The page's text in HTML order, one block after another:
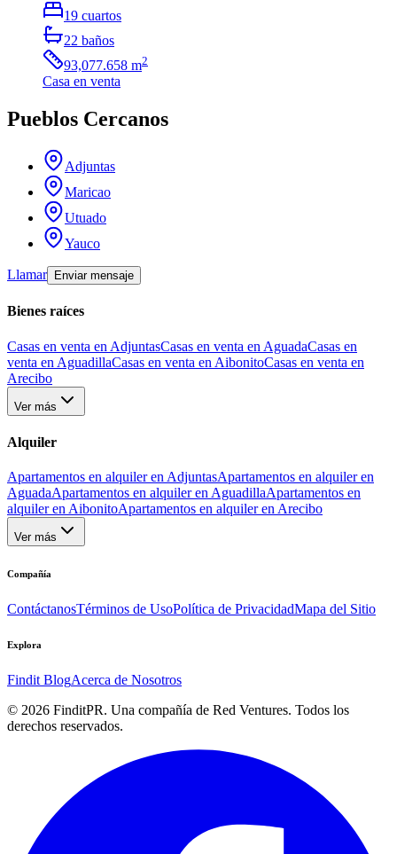
19 cuartos
22 baños
93,077.658 m2
Casa en venta
Pueblos Cercanos
Adjuntas
Maricao
Utuado
Yauco
Llamar Enviar mensaje
Bienes raíces
Casas en venta en AdjuntasCasas en venta en AguadaCasas en
venta en AguadillaCasas en venta en AibonitoCasas en venta en
Arecibo
Ver más
Alquiler
Apartamentos en alquiler en AdjuntasApartamentos en alquiler en
AguadaApartamentos en alquiler en AguadillaApartamentos en
alquiler en AibonitoApartamentos en alquiler en Arecibo
Ver más
Compañía
ContáctanosTérminos de UsoPolítica de PrivacidadMapa del Sitio
Explora
Findit BlogAcerca de Nosotros
© 2026 FinditPR. Una compañía de Red Ventures. Todos los
derechos reservados.